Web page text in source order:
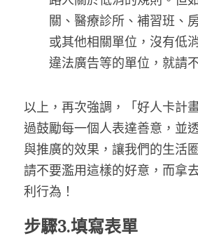
關、醫療診所、補習班、
或其他相關單位，沒有低
違法廣告等的單位，就請
以上，再次強調，「好人卡計
過鼓勵每一個人表達善意，並
與推廣的效果，讓我們的生活
請不要濫用這樣的好意，而拿
利行為！
步驟3.填寫表單